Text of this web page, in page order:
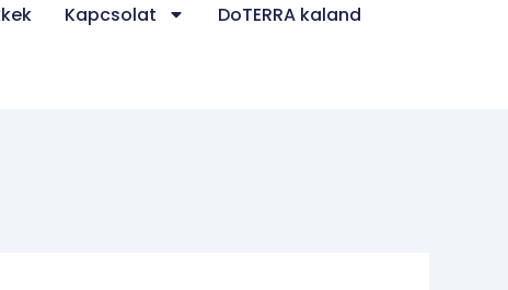
Kapcsolat DoTERRA kaland